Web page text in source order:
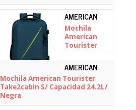
AMERICAN
TOURISTER -
149174-0528
Mochila
American
Tourister
Take2cabin
S/ Capacidad
24.2L/ Azul
AMERICAN
TOURISTER -
149174-1041
Mochila American Tourister
Take2cabin S/ Capacidad 24.2L/
Negra